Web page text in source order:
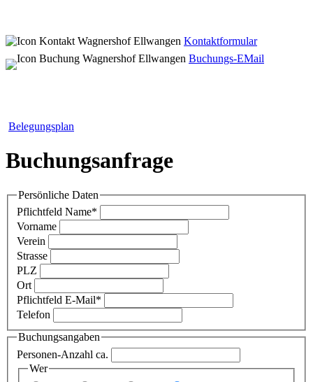
Kontaktformular
Buchungs-EMail
Belegungsplan
Buchungsanfrage
Persönliche Daten
Pflichtfeld Name*
Vorname
Verein
Strasse
PLZ
Ort
Pflichtfeld E-Mail*
Telefon
Buchungsangaben
Personen-Anzahl ca.
Wer